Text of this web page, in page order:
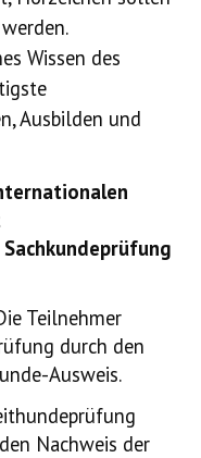
Wissen des
Ausbilden und
Teilnehmer
durch den
Ausweis.
Nachweis der